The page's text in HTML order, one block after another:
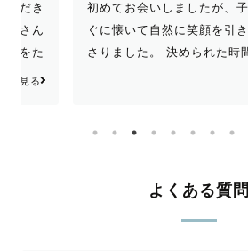
初めてお会いしましたが、子供たちもす
ぐに懐いて自然に笑顔を引き出してくだ
さりました。 決められた時間内での写
真撮影も、慣れた手つきでたくさん撮影
よくある質問